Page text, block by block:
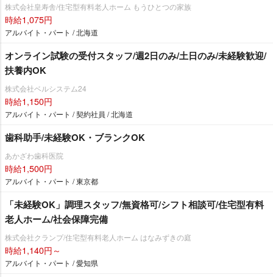
株式会社皇寿舎/住宅型有料老人ホーム もうひとつの家族
時給1,075円
アルバイト・パート / 北海道
オンライン試験の受付スタッフ/週2日のみ/土日のみ/未経験歓迎/
扶養内OK
株式会社ベルシステム24
時給1,150円
アルバイト・パート / 契約社員 / 北海道
歯科助手/未経験OK・ブランクOK
あかざわ歯科医院
時給1,500円
アルバイト・パート / 東京都
「未経験OK」調理スタッフ/無資格可/シフト相談可/住宅型有料
老人ホーム/社会保障完備
株式会社クランプ/住宅型有料老人ホーム はなみずきの庭
時給1,140円～
アルバイト・パート / 愛知県